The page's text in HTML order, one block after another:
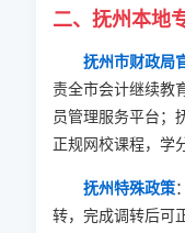
二、抚州本地
抚州市财政局
责全市会计继续教
员管理服务平台；
正规网校课程，学
抚州特殊政策
转，完成调转后可